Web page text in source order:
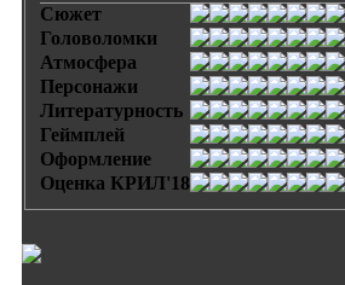
Сюжет
Головоломки
Атмосфера
Персонажи
Литературность
Геймплей
Оформление
Оценка КРИЛ'18